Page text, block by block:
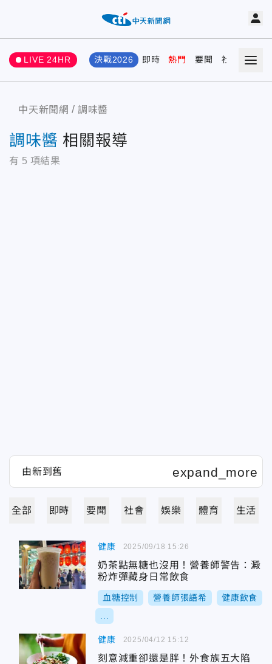
LIVE 24HR 決戰2026 即時 熱門 要聞 社會 娛樂
中天新聞網 調味醬
調味醬 相關報導
有 5 項結果
全部 即時 要聞 社會 娛樂 體育 生活
健康
奶茶點無糖也沒用！營養師警告：澱
粉炸彈藏身日常飲食
血糖控制 營養師張語希 健康飲食
2025/09/18 15:26
健康
刻意減重卻還是胖！外食族五大陷
2025/04/12 15:12